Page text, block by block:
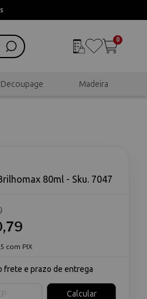
0
Decoupage Madeira
80ml - Sku. 7047
com PIX
frete e prazo de entrega
Calcular